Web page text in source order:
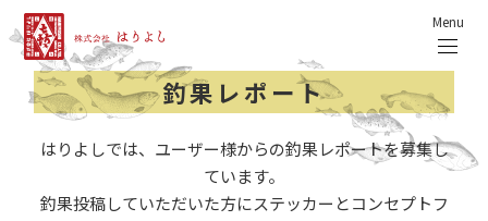
Menu
釣果レポート
はりよしでは、ユーザー様からの釣果レポートを募集し
ています。
釣果投稿していただいた方にステッカーとコンセプトフ